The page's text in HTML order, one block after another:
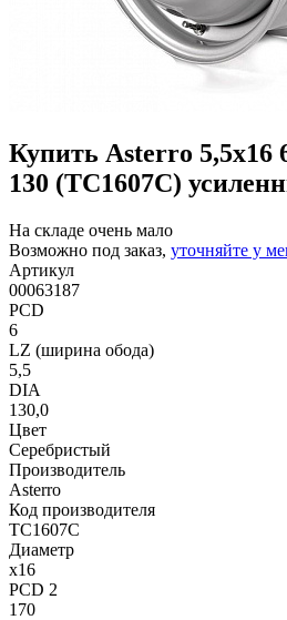
Купить Asterro 5,5x16
130 (TC1607C)
На складе очень мало
Возможно под заказ, уточняйте у
Артикул
00063187
PCD
6
LZ (ширина обода)
5,5
DIA
130,0
Цвет
Серебристый
Производитель
Asterro
Код производителя
TC1607C
Диаметр
x16
PCD 2
170